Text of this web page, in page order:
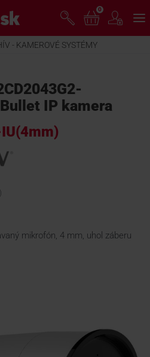
0
- KAMEROVÉ SYSTÉMY
IP kamera
mikrofón, 4 mm, uhol záberu